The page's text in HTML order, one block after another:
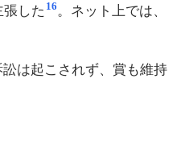
した 16 。ネット上では、
は起こされず、賞も維持